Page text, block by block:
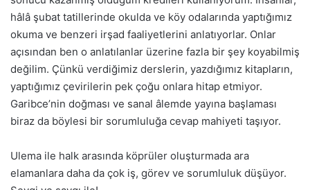
hâlâ şubat tatillerinde okulda ve köy odalarında yaptığımız
okuma ve benzeri irşad faaliyetlerini anlatıyorlar. Onlar
açısından ben o anlatılanlar üzerine fazla bir şey koyabilmiş
değilim. Çünkü verdiğimiz derslerin, yazdığımız kitapların,
yaptığımız çevirilerin pek çoğu onlara hitap etmiyor.
Garibce’nin doğması ve sanal âlemde yayına başlaması
biraz da böylesi bir sorumluluğa cevap mahiyeti taşıyor.
Ulema ile halk arasında köprüler oluşturmada ara
elamanlara daha da çok iş, görev ve sorumluluk düşüyor.